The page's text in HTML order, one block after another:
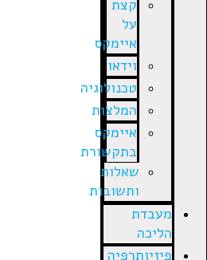
קצת
על
איימקס
וידאו
טכנולוגיה
המלצות
איימקס
בתקשורת
שאלות
ותשובות
מעבדת
הליכה
פיזיותרפיה